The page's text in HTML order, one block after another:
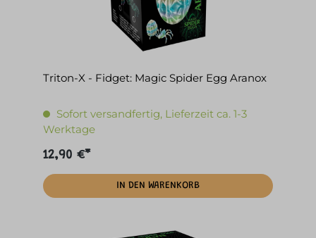
Triton-X - Fidget: Magic Spider Egg Aranox
Sofort versandfertig, Lieferzeit ca. 1-3
Werktage
12,90 €*
IN DEN WARENKORB